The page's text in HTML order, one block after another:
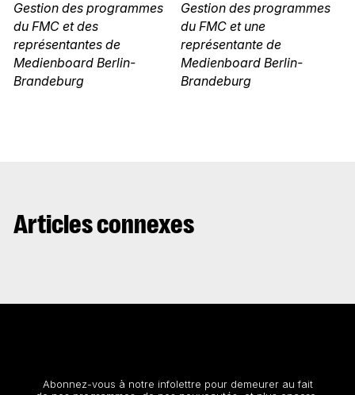
Gestion des programmes
du FMC et des
représentantes de
Medienboard Berlin-
Brandeburg
Gestion des programmes
du FMC et une
représentante de
Medienboard Berlin-
Brandeburg
Articles connexes
Abonnez-vous à notre infolettre pour demeurer au fait